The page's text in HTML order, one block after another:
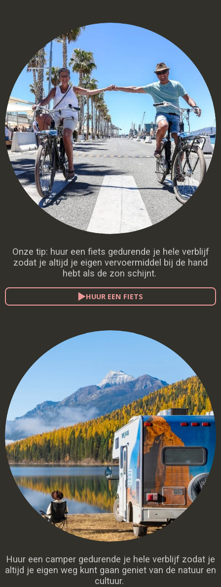
Onze tip: huur een fiets gedurende je hele verblijf
zodat je altijd je eigen vervoermiddel bij de hand
hebt als de zon schijnt.
HUUR EEN FIETS
Huur een camper gedurende je hele verblijf zodat je
altijd je eigen weg kunt gaan geniet van de natuur en
cultuur.